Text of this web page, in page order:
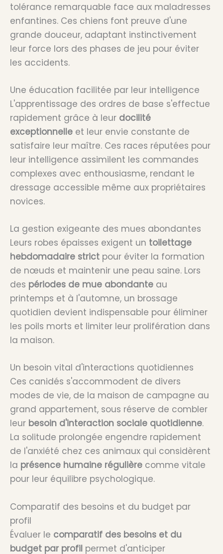
tolérance remarquable face aux maladresses
enfantines. Ces chiens font preuve d'une
grande douceur, adaptant instinctivement
leur force lors des phases de jeu pour éviter
les accidents.
Une éducation facilitée par leur intelligence
L'apprentissage des ordres de base s'effectue
rapidement grâce à leur docilité
exceptionnelle et leur envie constante de
satisfaire leur maître. Ces races réputées pour
leur intelligence assimilent les commandes
complexes avec enthousiasme, rendant le
dressage accessible même aux propriétaires
novices.
La gestion exigeante des mues abondantes
Leurs robes épaisses exigent un toilettage
hebdomadaire strict pour éviter la formation
de nœuds et maintenir une peau saine. Lors
des périodes de mue abondante au
printemps et à l'automne, un brossage
quotidien devient indispensable pour éliminer
les poils morts et limiter leur prolifération dans
la maison.
Un besoin vital d'interactions quotidiennes
Ces canidés s'accommodent de divers
modes de vie, de la maison de campagne au
grand appartement, sous réserve de combler
leur besoin d'interaction sociale quotidienne.
La solitude prolongée engendre rapidement
de l'anxiété chez ces animaux qui considèrent
la présence humaine régulière comme vitale
pour leur équilibre psychologique.
Comparatif des besoins et du budget par
profil
Évaluer le comparatif des besoins et du
budget par profil permet d'anticiper